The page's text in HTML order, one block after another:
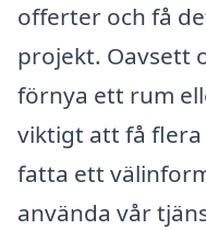
offerter och få
projekt. Oavsett
förnya ett rum
viktigt att få
fatta ett
använda vår